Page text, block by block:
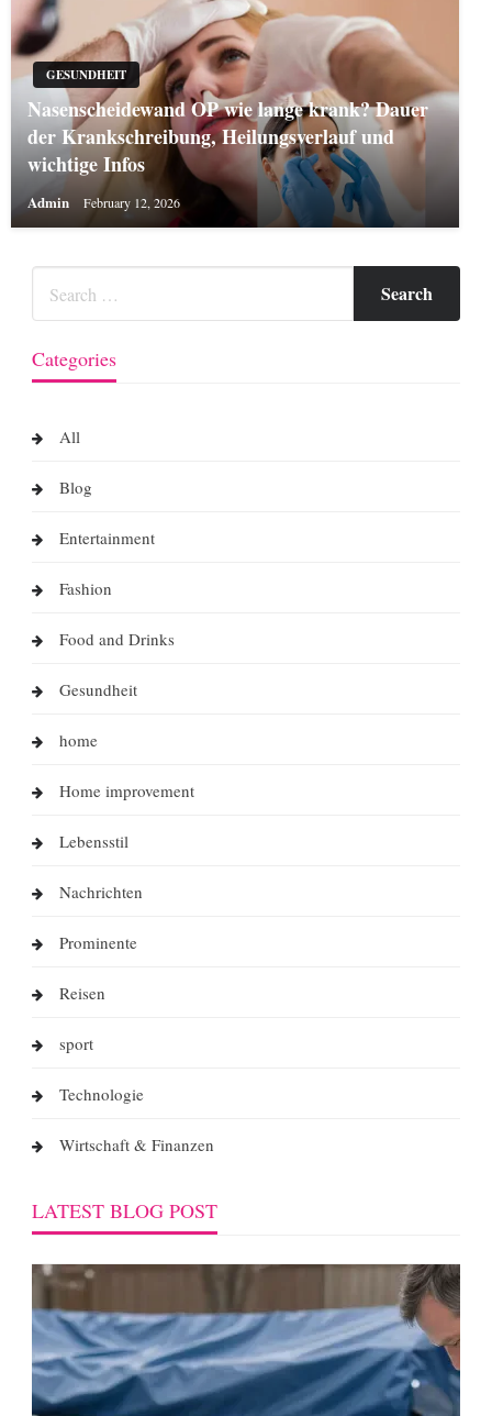
GESUNDHEIT
Nasenscheidewand OP wie lange krank? Dauer
der Krankschreibung, Heilungsverlauf und
wichtige Infos
Admin February 12, 2026
Categories
All
Blog
Entertainment
Fashion
Food and Drinks
Gesundheit
home
Home improvement
Lebensstil
Nachrichten
Prominente
Reisen
sport
Technologie
Wirtschaft & Finanzen
LATEST BLOG POST